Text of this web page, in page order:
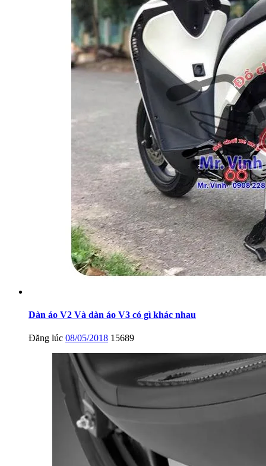
Dàn áo V2 Và dàn áo V3 có gì khác nhau
Đăng lúc 08/05/2018 15689